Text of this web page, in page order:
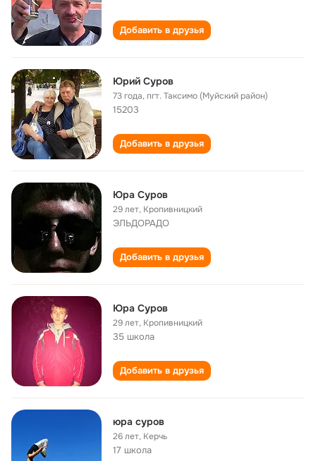
Добавить в друзья
Юрий Суров
73 года,пгт. Таксимо (Муйский район)
15203
Добавить в друзья
Юра Суров
29 лет, Кропивницкий
ЭЛЬДОРАДО
Добавить в друзья
Юра Суров
29 лет, Кропивницкий
35 школа
Добавить в друзья
юра суров
26 лет, Керчь
17 школа